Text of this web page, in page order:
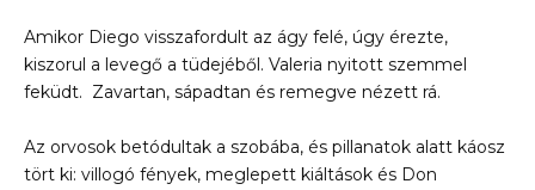
Amikor Diego visszafordult az ágy felé, úgy érezte,
kiszorul a levegő a tüdejéből. Valeria nyitott szemmel
feküdt. Zavartan, sápadtan és remegve nézett rá.
Az orvosok betódultak a szobába, és pillanatok alatt káosz
tört ki: villogó fények, meglepett kiáltások és Don